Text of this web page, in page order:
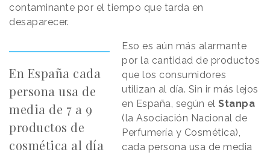
contaminante por el tiempo que tarda en
desaparecer.
En España cada
persona usa de
media de 7 a 9
productos de
cosmética al día
Eso es aún más alarmante
por la cantidad de productos
que los consumidores
utilizan al día. Sin ir más lejos
en España, según elStanpa
(la Asociación Nacional de
Perfumería y Cosmética),
cada persona usa de media